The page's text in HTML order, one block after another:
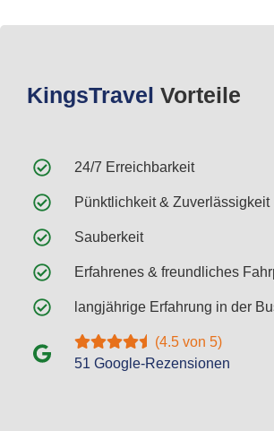
KingsTravel Vorteile
24/7 Erreichbarkeit
Pünktlichkeit & Zuverlässigkeit
Sauberkeit
Erfahrenes & freundliches
langjährige Erfahrung in der
(4.5 von 5)
51 Google-Rezensionen